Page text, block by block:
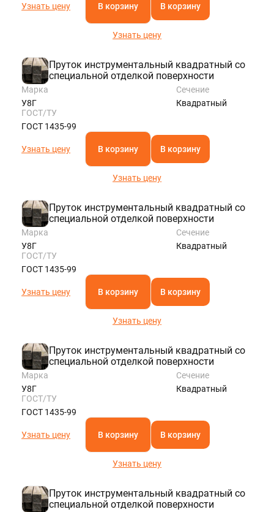
Узнать цену В корзину В корзину
Узнать цену
Пруток инструментальный квадратный со
специальной отделкой поверхности
Марка
У8Г
Сечение
Квадратный
ГОСТ/ТУ
ГОСТ 1435-99
Узнать цену В корзину В корзину
Узнать цену
Пруток инструментальный квадратный со
специальной отделкой поверхности
Марка
У8Г
Сечение
Квадратный
ГОСТ/ТУ
ГОСТ 1435-99
Узнать цену В корзину В корзину
Узнать цену
Пруток инструментальный квадратный со
специальной отделкой поверхности
Марка
У8Г
Сечение
Квадратный
ГОСТ/ТУ
ГОСТ 1435-99
Узнать цену В корзину В корзину
Узнать цену
Пруток инструментальный квадратный со
специальной отделкой поверхности